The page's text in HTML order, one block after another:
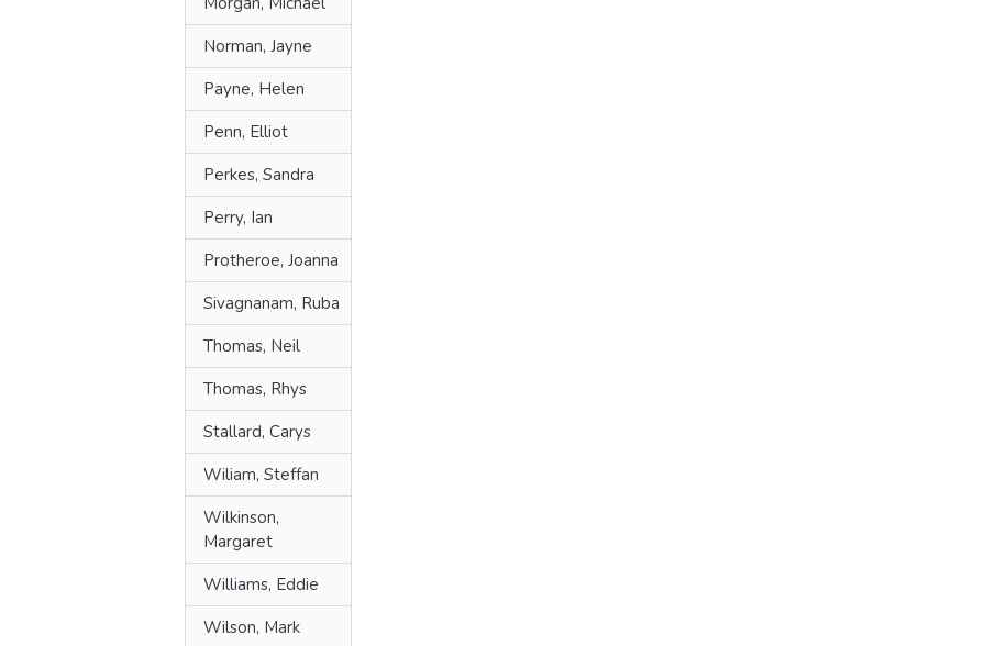
Norman, Jayne
Payne, Helen
Penn, Elliot
Perkes, Sandra
Perry, Ian
Protheroe, Joanna
Sivagnanam, Ruba
Thomas, Neil
Thomas, Rhys
Stallard, Carys
Wiliam, Steffan
Wilkinson,
Margaret
Williams, Eddie
Wilson, Mark